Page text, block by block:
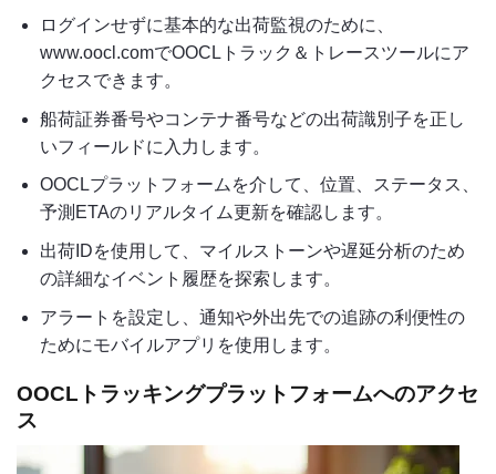
ログインせずに基本的な出荷監視のために、
www.oocl.comでOOCLトラック＆トレースツールにア
クセスできます。
船荷証券番号やコンテナ番号などの出荷識別子を正し
いフィールドに入力します。
OOCLプラットフォームを介して、位置、ステータス、
予測ETAのリアルタイム更新を確認します。
出荷IDを使用して、マイルストーンや遅延分析のため
の詳細なイベント履歴を探索します。
アラートを設定し、通知や外出先での追跡の利便性の
ためにモバイルアプリを使用します。
OOCLトラッキングプラットフォームへのアクセ
ス